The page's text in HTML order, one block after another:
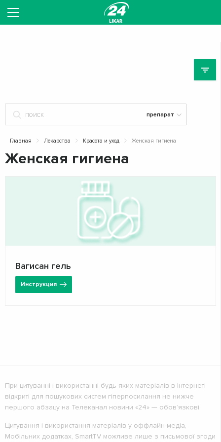
Главная Лекарства Красота и уход Женская гигиена
Женская гигиена
Вагисан гель
Инструкция
При цитуванні і використанні будь-яких матеріалів в Інтернеті
відкриті для пошукових систем гіперпосилання не нижче
першого абзацу на Телеканал новини «24» — обов’язкові.
Цитування і використання матеріалів у оффлайн-медіа,
Мобільних додатках, SmartTV можливе лише з письмової згоди